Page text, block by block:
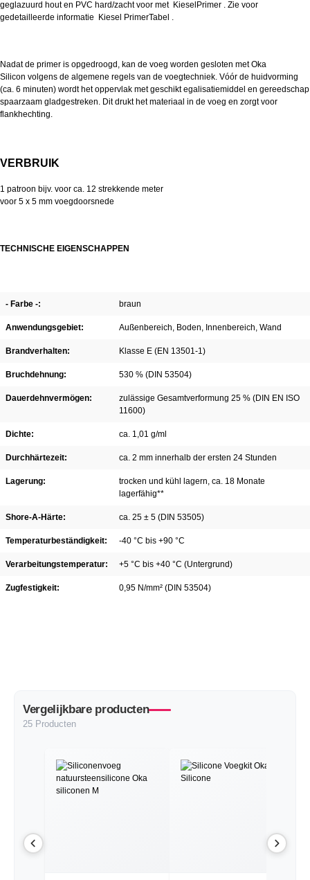
geglazuurd hout en PVC hard/zacht voor met Kiesel Primer . Zie voor
gedetailleerde informatie Kiesel PrimerTabel .
Nadat de primer is opgedroogd, kan de voeg worden gesloten met Oka
Silicon volgens de algemene regels van de voegtechniek. Vóór de huidvorming
(ca. 6 minuten) wordt het oppervlak met geschikt egalisatiemiddel en gereedschap
spaarzaam gladgestreken. Dit drukt het materiaal in de voeg en zorgt voor
flankhechting.
VERBRUIK
1 patroon bijv. voor ca. 12 strekkende meter
voor 5 x 5 mm voegdoorsnede
TECHNISCHE EIGENSCHAPPEN
- Farbe -: braun
Anwendungsgebiet: Außenbereich, Boden, Innenbereich, Wand
Brandverhalten: Klasse E (EN 13501-1)
Bruchdehnung: 530 % (DIN 53504)
Dauerdehnvermögen:
zulässige Gesamtverformung 25 % (DIN EN ISO
11600)
Dichte: ca. 1,01 g/ml
Durchhärtezeit: ca. 2 mm innerhalb der ersten 24 Stunden
Lagerung:
trocken und kühl lagern, ca. 18 Monate
lagerfähig**
Shore-A-Härte: ca. 25 ± 5 (DIN 53505)
Temperaturbeständigkeit: -40 °C bis +90 °C
Verarbeitungstemperatur: +5 °C bis +40 °C (Untergrund)
Zugfestigkeit: 0,95 N/mm² (DIN 53504)
Vergelijkbare producten
25 Producten